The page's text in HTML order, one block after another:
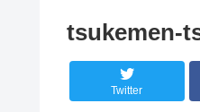
tsukemen-
Twitter